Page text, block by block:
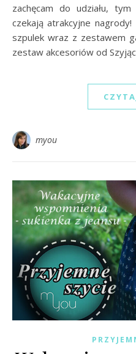
zachęcam do udziału,
czekają atrakcyjne
szpulek wraz z zestawem
zestaw akcesoriów od
myou